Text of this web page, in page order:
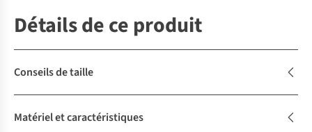
Détails de ce produit
Conseils de taille
Matériel et caractéristiques